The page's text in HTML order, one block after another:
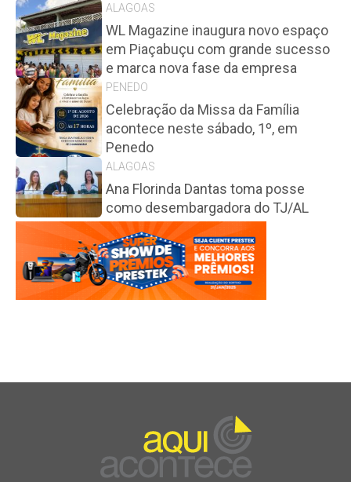
ALAGOAS
WL Magazine inaugura novo espaço
em Piaçabuçu com grande sucesso
e marca nova fase da empresa
PENEDO
Celebração da Missa da Família
acontece neste sábado, 1º, em
Penedo
ALAGOAS
Ana Florinda Dantas toma posse
como desembargadora do TJ/AL